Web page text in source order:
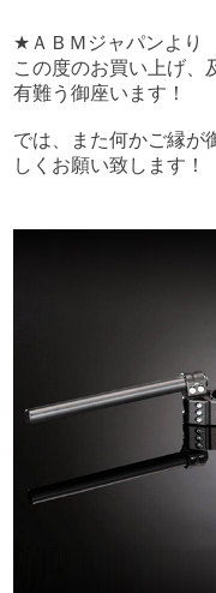
★ＡＢＭジャパンより
この度のお買い上げ、
有難う御座います！
では、また何かご縁が
しくお願い致します！